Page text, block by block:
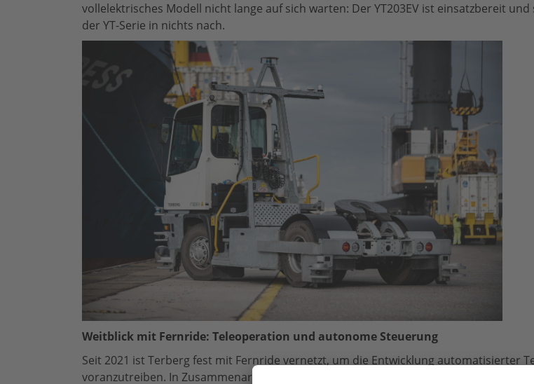
vollelektrisches Modell nicht lange auf sich warten: Der YT203EV ist einsatzbereit
der YT-Serie in nichts nach.
Weitblick mit Fernride: Teleoperation und autonome Steuerung
Seit 2021 ist Terberg fest mit Fernride vernetzt, um die Entwicklung automatisierter
voranzutreiben. In Zusammenarbeit mit dem Vorreiter für autonome Lkw-